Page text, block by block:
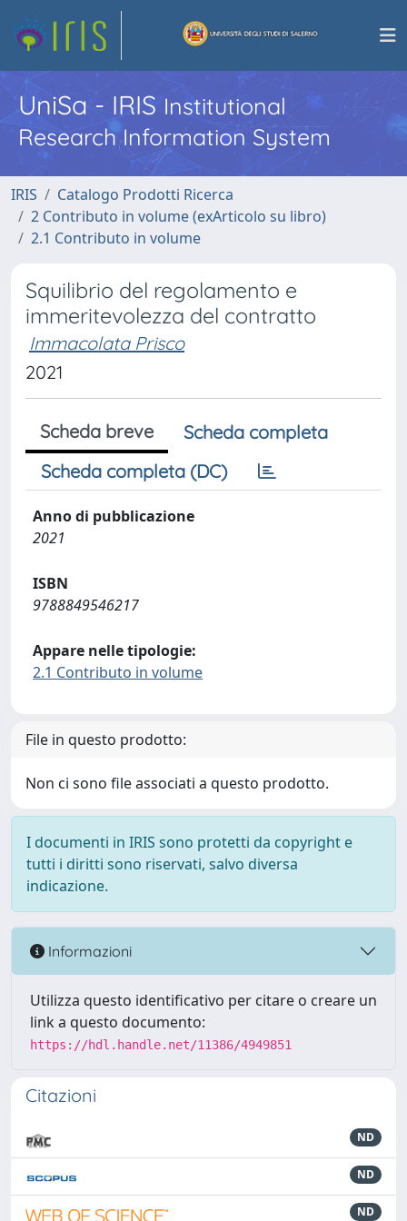
UniSa - IRISInstitutional
Research Information System
IRIS
Catalogo Prodotti Ricerca
2 Contributo in volume (exArticolo su libro)
2.1 Contributo in volume
Squilibrio del regolamento e
immeritevolezza del contratto
Immacolata Prisco
2021
Scheda breve
Scheda completa
Scheda completa (DC)
Anno di pubblicazione
2021
ISBN
9788849546217
Appare nelle tipologie:
2.1 Contributo in volume
File in questo prodotto:
Non ci sono file associati a questo prodotto.
I documenti in IRIS sono protetti da copyright e
tutti i diritti sono riservati, salvo diversa
indicazione.
Informazioni
Utilizza questo identificativo per citare o creare un
link a questo documento:
https://hdl.handle.net/11386/4949851
Citazioni
ND
ND
ND